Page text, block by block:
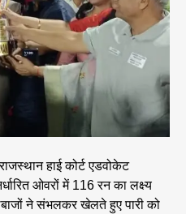
हाई कोर्ट एडवोकेट
ओवरों में 116 रन का लक्ष्य
ने संभलकर खेलते हुए पारी को